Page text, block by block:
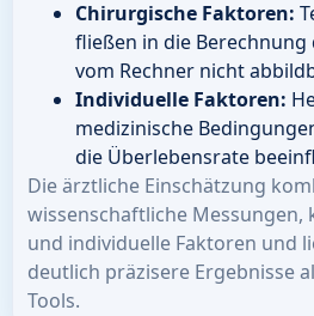
Chirurgische Faktoren:
fließen in die Berechnung
vom Rechner nicht
Individuelle Faktoren:
medizinische
die Überlebensrate
Die ärztliche Einschätzung
wissenschaftliche Messungen,
und individuelle Faktoren und
deutlich präzisere Ergebnisse
Tools.